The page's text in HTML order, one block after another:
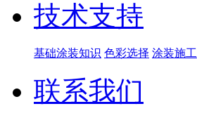
技术支持
基础涂装知识 色彩选择 涂装施工
联系我们